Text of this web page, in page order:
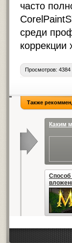
часто
среди
коррекции
Просмотров: 4384
Также
Каким
Способ